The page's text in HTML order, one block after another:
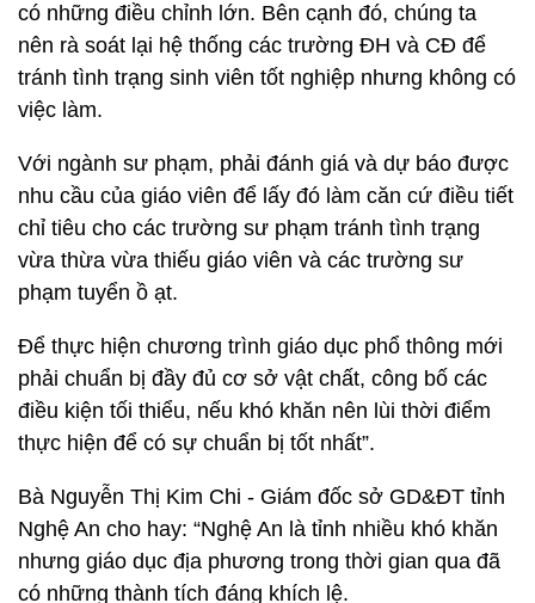
có những điều chỉnh lớn. Bên cạnh đó, chúng ta
nên rà soát lại hệ thống các trường ĐH và CĐ để
tránh tình trạng sinh viên tốt nghiệp nhưng không có
việc làm.
Với ngành sư phạm, phải đánh giá và dự báo được
nhu cầu của giáo viên để lấy đó làm căn cứ điều tiết
chỉ tiêu cho các trường sư phạm tránh tình trạng
vừa thừa vừa thiếu giáo viên và các trường sư
phạm tuyển ồ ạt.
Để thực hiện chương trình giáo dục phổ thông mới
phải chuẩn bị đầy đủ cơ sở vật chất, công bố các
điều kiện tối thiểu, nếu khó khăn nên lùi thời điểm
thực hiện để có sự chuẩn bị tốt nhất”.
Bà Nguyễn Thị Kim Chi - Giám đốc sở GD&ĐT tỉnh
Nghệ An cho hay: “Nghệ An là tỉnh nhiều khó khăn
nhưng giáo dục địa phương trong thời gian qua đã
có những thành tích đáng khích lệ.